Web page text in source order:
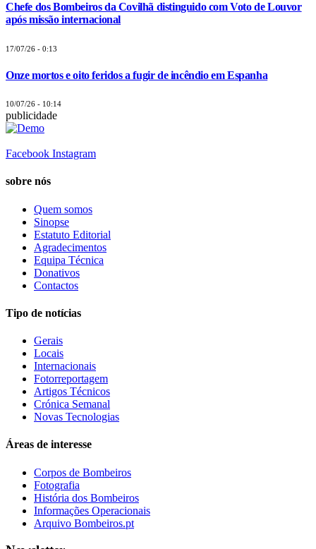
Chefe dos Bombeiros da Covilhã distinguido com Voto de Louvor
após missão internacional
17/07/26 - 0:13
Onze mortos e oito feridos a fugir de incêndio em Espanha
10/07/26 - 10:14
publicidade
Facebook Instagram
sobre nós
Quem somos
Sinopse
Estatuto Editorial
Agradecimentos
Equipa Técnica
Donativos
Contactos
Tipo de notícias
Gerais
Locais
Internacionais
Fotorreportagem
Artigos Técnicos
Crónica Semanal
Novas Tecnologias
Áreas de interesse
Corpos de Bombeiros
Fotografia
História dos Bombeiros
Informações Operacionais
Arquivo Bombeiros.pt